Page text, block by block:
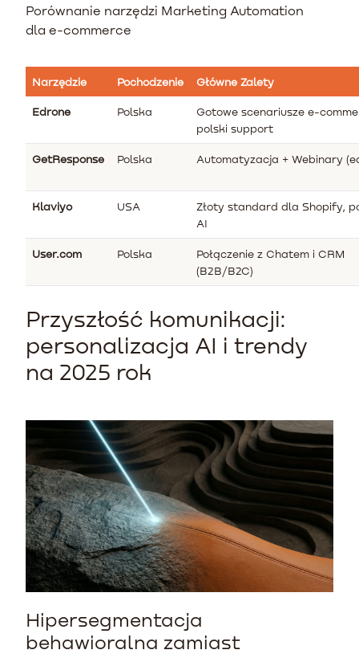
Porównanie narzędzi Marketing Automation
dla e-commerce
Narzędzie Pochodzenie Główne Zalety
Edrone Polska
Gotowe scenariusze e-
polski support
GetResponse Polska Automatyzacja + Webinary
Klaviyo USA
Złoty standard dla Shopify,
AI
User.com Polska
Połączenie z Chatem i CRM
(B2B/B2C)
Przyszłość komunikacji:
personalizacja AI i trendy
na 2025 rok
Hipersegmentacja
behawioralna zamiast